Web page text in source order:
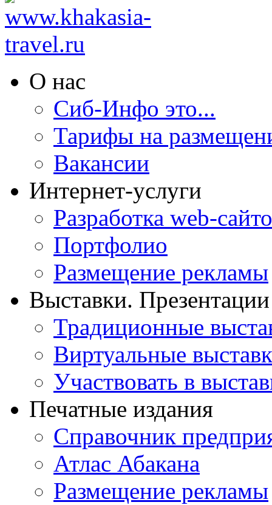
О нас
Сиб-Инфо это...
Тарифы на
Вакансии
Интернет-услуги
Разработка web-
Портфолио
Размещение рекламы
Выставки. Презентации
Традиционные
Виртуальные
Участвовать в
Печатные издания
Справочник
Атлас Абакана
Размещение рекламы